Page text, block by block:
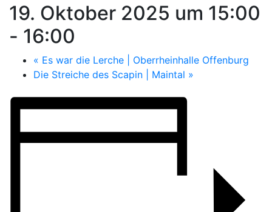
19. Oktober 2025 um 15:00
- 16:00
« Es war die Lerche | Oberrheinhalle Offenburg
Die Streiche des Scapin | Maintal »